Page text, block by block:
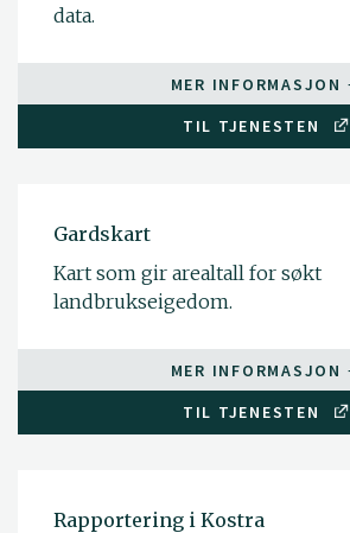
data.
MER INFORMASJON
TIL TJENESTEN
Gardskart
Kart som gir arealtall for søkt
landbrukseigedom.
MER INFORMASJON
TIL TJENESTEN
Rapportering i Kostra